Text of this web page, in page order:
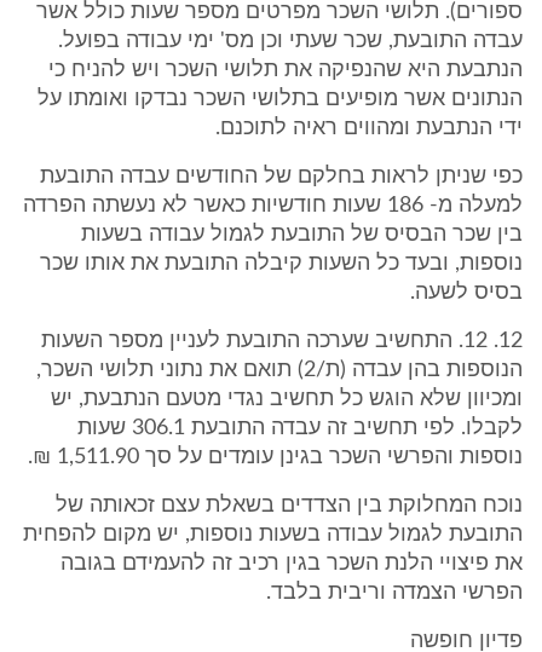
ספורים). תלושי השכר מפרטים מספר שעות כולל אשר
עבדה התובעת, שכר שעתי וכן מס' ימי עבודה בפועל.
הנתבעת היא שהנפיקה את תלושי השכר ויש להניח כי
הנתונים אשר מופיעים בתלושי השכר נבדקו ואומתו על
ידי הנתבעת ומהווים ראיה לתוכנם.
כפי שניתן לראות בחלקם של החודשים עבדה התובעת
למעלה מ- 186 שעות חודשיות כאשר לא נעשתה הפרדה
בין שכר הבסיס של התובעת לגמול עבודה בשעות
נוספות, ובעד כל השעות קיבלה התובעת את אותו שכר
בסיס לשעה.
12. 12. התחשיב שערכה התובעת לעניין מספר השעות
הנוספות בהן עבדה (ת/2) תואם את נתוני תלושי השכר,
ומכיוון שלא הוגש כל תחשיב נגדי מטעם הנתבעת, יש
לקבלו. לפי תחשיב זה עבדה התובעת 306.1 שעות
נוספות והפרשי השכר בגינן עומדים על סך 1,511.90 ₪.
נוכח המחלוקת בין הצדדים בשאלת עצם זכאותה של
התובעת לגמול עבודה בשעות נוספות, יש מקום להפחית
את פיצויי הלנת השכר בגין רכיב זה להעמידם בגובה
הפרשי הצמדה וריבית בלבד.
פדיון חופשה